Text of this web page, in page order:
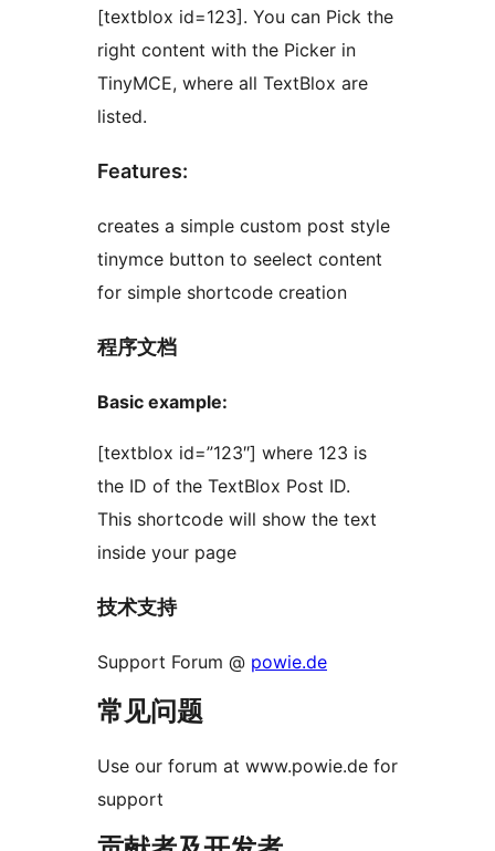
[textblox id=123]. You can Pick the
right content with the Picker in
TinyMCE, where all TextBlox are
listed.
Features:
creates a simple custom post style
tinymce button to seelect content
for simple shortcode creation
程序文档
Basic example:
[textblox id=”123″] where 123 is
the ID of the TextBlox Post ID.
This shortcode will show the text
inside your page
技术支持
Support Forum @ powie.de
常见问题
Use our forum at www.powie.de for
support